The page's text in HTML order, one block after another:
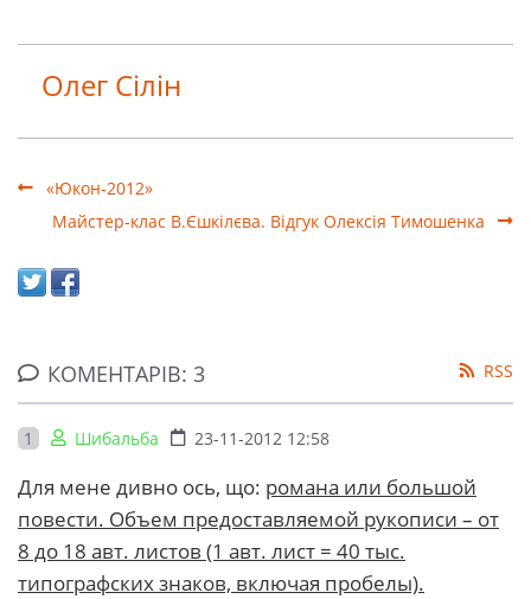
Олег Сілін
«Юкон-2012»
Майстер-клас В.Єшкілєва. Відгук Олексія Тимошенка
КОМЕНТАРІВ: 3 RSS
1 Шибальба 23-11-2012 12:58
Для мене дивно ось, що: романа или большой
повести. Объем предоставляемой рукописи – от
8 до 18 авт. листов (1 авт. лист = 40 тыс.
типографских знаков, включая пробелы).